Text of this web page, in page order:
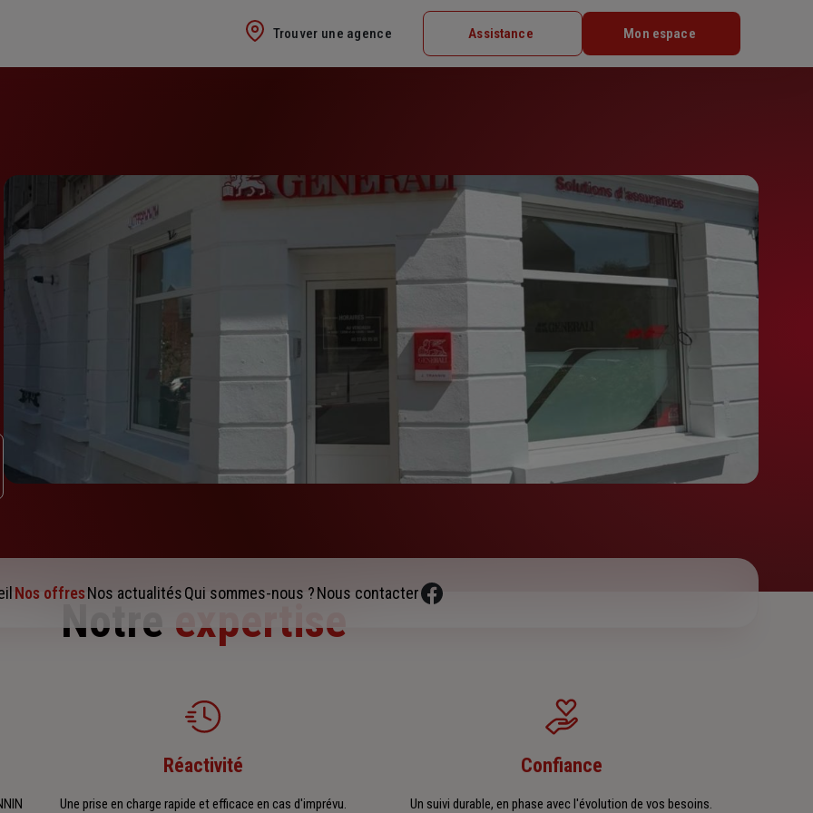
Trouver une agence Assistance Mon espace
Nos offresNos actualitésQui sommes-nous ?Nous contacter
Notre expertise
Réactivité
Une prise en charge rapide et efficace en cas d'imprévu.
Confiance
Un suivi durable, en phase avec l'évolution de vos besoins.